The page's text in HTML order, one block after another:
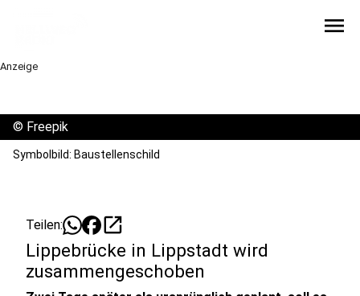
menu
Anzeige
© Freepik
Symbolbild: Baustellenschild
Teilen: open_in_new
Lippebrücke in Lippstadt wird
zusammengeschoben